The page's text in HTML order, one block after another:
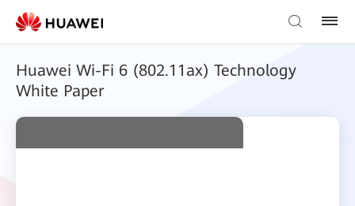
Huawei Wi-Fi 6 (802.11ax) Technology
White Paper